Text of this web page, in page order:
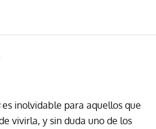
es inolvidable para aquellos que
vivirla, y sin duda uno de los